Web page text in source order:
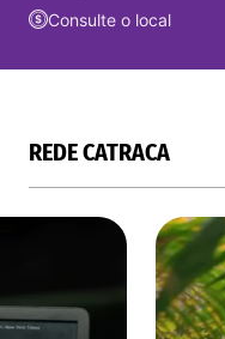
Consulte o local
REDE CATRACA